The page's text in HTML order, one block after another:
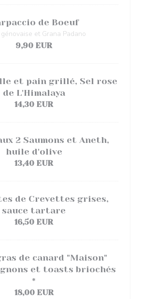
de Boeuf
et Grana Padano
9,90 EUR
et pain grillé, Sel rose
de L'Himalaya
14,30 EUR
2 Saumons et Aneth,
huile d'olive
13,40 EUR
de Crevettes grises,
sauce tartare
16,50 EUR
de canard "Maison"
et toasts briochés
*
18,00 EUR